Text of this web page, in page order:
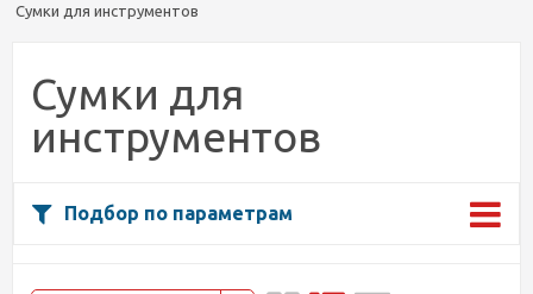
Сумки для инструментов
Сумки для
инструментов
Подбор по параметрам